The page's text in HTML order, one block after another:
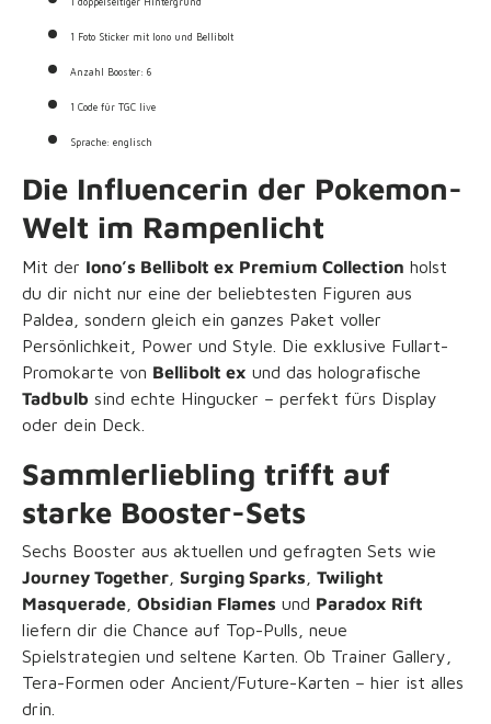
1 doppelseitiger Hintergrund
1 Foto Sticker mit Iono und Bellibolt
Anzahl Booster: 6
1 Code für TGC live
Sprache: englisch
Die Influencerin der Pokemon-
Welt im Rampenlicht
Mit der Iono’s Bellibolt ex Premium Collection holst
du dir nicht nur eine der beliebtesten Figuren aus
Paldea, sondern gleich ein ganzes Paket voller
Persönlichkeit, Power und Style. Die exklusive Fullart-
Promokarte von Bellibolt ex und das holografische
Tadbulb sind echte Hingucker – perfekt fürs Display
oder dein Deck.
Sammlerliebling trifft auf
starke Booster-Sets
Sechs Booster aus aktuellen und gefragten Sets wie
Journey Together Surging Sparks
Twilight
Masquerade Obsidian Flames und Paradox Rift
liefern dir die Chance auf Top-Pulls, neue
Spielstrategien und seltene Karten. Ob Trainer Gallery,
Tera-Formen oder Ancient/Future-Karten – hier ist alles
drin.